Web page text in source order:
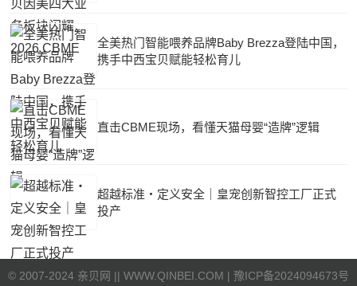
全美热门智能喂养品牌Baby Brezza登陆中国，
携手中西宝贝赋能轻松育儿
直击CBME现场，看懂天猫母婴“造牌”逻辑
超越标准・定义安全｜皇宠创新智控工厂正式
投产
© 2007-2024 亲贝网 || WWW.QINBEI.COM | 豫ICP备2024094673号